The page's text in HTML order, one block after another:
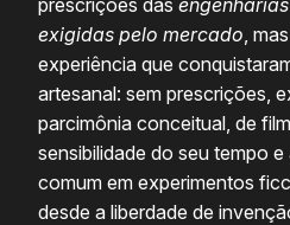
exigidas pelo mercado ,
experiência que
artesanal: sem prescrições,
parcimônia conceitual, de
sensibilidade do seu tempo
comum em experimentos
desde a liberdade de